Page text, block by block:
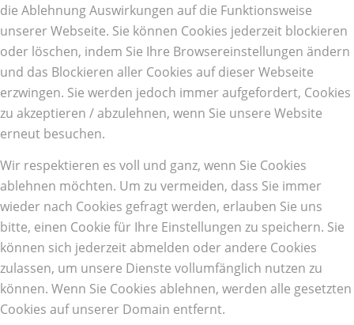
die Ablehnung Auswirkungen auf die Funktionsweise
unserer Webseite. Sie können Cookies jederzeit blockieren
oder löschen, indem Sie Ihre Browsereinstellungen ändern
und das Blockieren aller Cookies auf dieser Webseite
erzwingen. Sie werden jedoch immer aufgefordert, Cookies
zu akzeptieren / abzulehnen, wenn Sie unsere Website
erneut besuchen.
Wir respektieren es voll und ganz, wenn Sie Cookies
ablehnen möchten. Um zu vermeiden, dass Sie immer
wieder nach Cookies gefragt werden, erlauben Sie uns
bitte, einen Cookie für Ihre Einstellungen zu speichern. Sie
können sich jederzeit abmelden oder andere Cookies
zulassen, um unsere Dienste vollumfänglich nutzen zu
können. Wenn Sie Cookies ablehnen, werden alle gesetzten
Cookies auf unserer Domain entfernt.